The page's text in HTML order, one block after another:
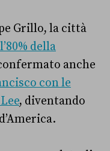
Grillo, la città
della
anche
con le
, diventando